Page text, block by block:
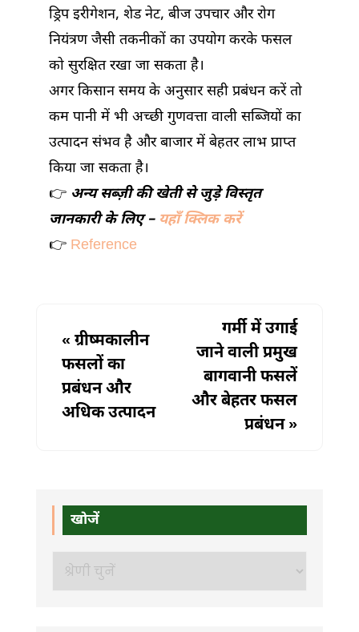
ड्रिप इरीगेशन, शेड नेट, बीज उपचार और रोग
नियंत्रण जैसी तकनीकों का उपयोग करके फसल
को सुरक्षित रखा जा सकता है।
अगर किसान समय के अनुसार सही प्रबंधन करें तो
कम पानी में भी अच्छी गुणवत्ता वाली सब्जियों का
उत्पादन संभव है और बाजार में बेहतर लाभ प्राप्त
किया जा सकता है।
👉 अन्य सब्ज़ी की खेती से जुड़े विस्तृत
जानकारी के लिए– यहाँ क्लिक करें
👉 Reference
«ग्रीष्मकालीन
फसलों का
प्रबंधन और
अधिक उत्पादन
गर्मी में उगाई
जाने वाली प्रमुख
बागवानी फसलें
और बेहतर फसल
प्रबंधन»
खोजें
खोजें